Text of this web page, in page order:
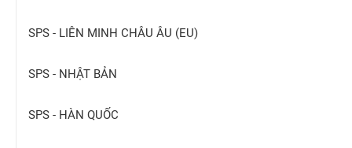
SPS - LIÊN MINH CHÂU ÂU (EU)
SPS - NHẬT BẢN
SPS - HÀN QUỐC